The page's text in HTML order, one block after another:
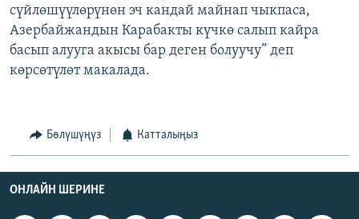
сүйлөшүүлөрүнөн эч кандай майнап чыкпаса,
Азербайжандын Карабакты күчкө салып кайра
басып алууга акысы бар деген болуучу” деп
көрсөтүлөт макалада.
Бөлүшүңүз Катталыңыз
ОНЛАЙН ШЕРИНЕ